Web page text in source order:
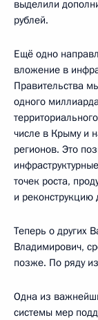
выделили
рублей.
Ещё одно
вложение в
Правительства
одного
числе в Крыму и
регионов. Это
точек роста,
и реконструкцию
Теперь о других
Владимирович,
позже. По ряду
Одна из
системы мер